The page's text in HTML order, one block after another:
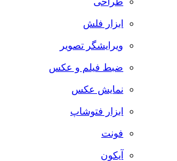
ابزار فلش
ویرایشگر تصویر
ضبط فيلم و عكس
نمایش عکس
ابزار فتوشاپ
فونت
آیکون